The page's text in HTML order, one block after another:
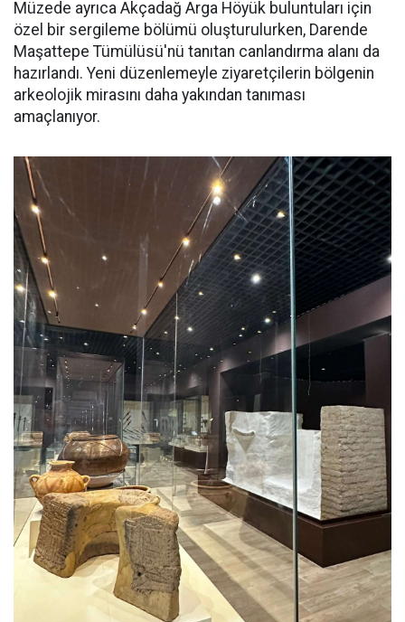
Müzede ayrıca Akçadağ Arga Höyük buluntuları için
özel bir sergileme bölümü oluşturulurken, Darende
Maşattepe Tümülüsü'nü tanıtan canlandırma alanı da
hazırlandı. Yeni düzenlemeyle ziyaretçilerin bölgenin
arkeolojik mirasını daha yakından tanıması
amaçlanıyor.